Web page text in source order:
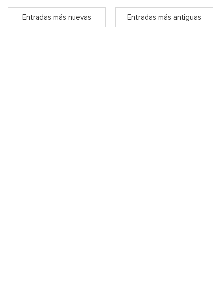
Entradas más nuevas Entradas más antiguas